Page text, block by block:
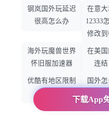
下载App
钢岚国外玩延迟
很高怎么办
在意
12333
修改
海外玩魔兽世界
怀旧服加速器
在美
连结
优酷有地区限制
国外
精英